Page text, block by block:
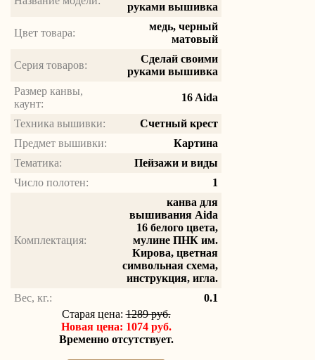
руками вышивка
Цвет товара:
медь, черный
матовый
Серия товаров:
Сделай своими
руками вышивка
Размер канвы,
каунт:
16 Aida
Техника вышивки:
Счетный крест
Предмет вышивки:
Картина
Тематика:
Пейзажи и виды
Число полотен:
1
Комплектация:
канва для
вышивания Aida
16 белого цвета,
мулине ПНК им.
Кирова, цветная
символьная схема,
инструкция, игла.
Вес, кг.:
0.1
Старая цена:1289 руб.
Новая цена: 1074 руб.
Временно отсутствует.